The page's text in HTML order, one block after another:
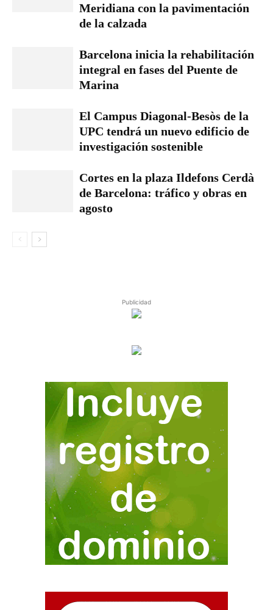
Meridiana con la pavimentación
de la calzada
Barcelona inicia la rehabilitación
integral en fases del Puente de
Marina
El Campus Diagonal-Besòs de la
UPC tendrá un nuevo edificio de
investigación sostenible
Cortes en la plaza Ildefons Cerdà
de Barcelona: tráfico y obras en
agosto
Publicidad